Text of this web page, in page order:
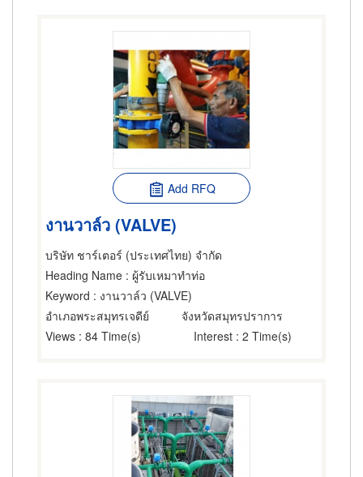
Add RFQ
งานวาล์ว (VALVE)
บริษัท ชาร์เตอร์ (ประเทศไทย) จำกัด
Heading Name : ผู้รับเหมาทำท่อ
Keyword : งานวาล์ว (VALVE)
อำเภอพระสมุทรเจดีย์
จังหวัดสมุทรปราการ
Views : 84 Time(s) Interest : 2 Time(s)